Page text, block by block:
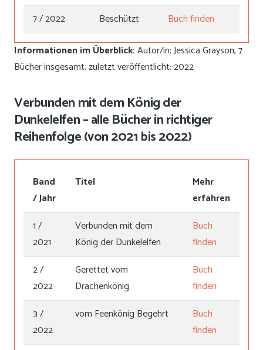
7 / 2022
Beschützt
Buch finden
Informationen im Überblick:Autor/in: Jessica Grayson, 7
Bücher insgesamt, zuletzt veröffentlicht: 2022
Verbunden mit dem König der
Dunkelelfen – alle Bücher in richtiger
Reihenfolge (von 2021 bis 2022)
Band
/ Jahr
Titel
Mehr
erfahren
1 /
2021
Verbunden mit dem
König der Dunkelelfen
Buch
finden
2 /
2022
Gerettet vom
Drachenkönig
Buch
finden
3 /
2022
vom Feenkönig Begehrt
Buch
finden